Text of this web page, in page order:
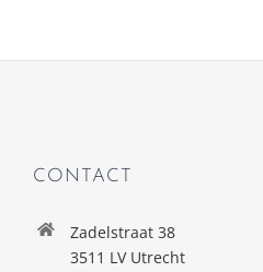
CONTACT
Zadelstraat 38
3511 LV Utrecht